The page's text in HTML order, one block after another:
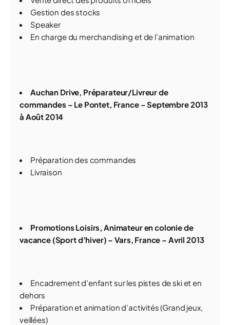
Gestion des stocks
Speaker
En charge du merchandising et de l’animation
Auchan Drive, Préparateur/Livreur de
commandes – Le Pontet, France – Septembre 2013
à Août 2014
Préparation des commandes
Livraison
Promotions Loisirs, Animateur en colonie de
vacance (Sport d’hiver) – Vars, France – Avril 2013
Encadrement d’enfant sur les pistes de ski et en
dehors
Préparation et animation d’activités (Grand jeux,
veillées)